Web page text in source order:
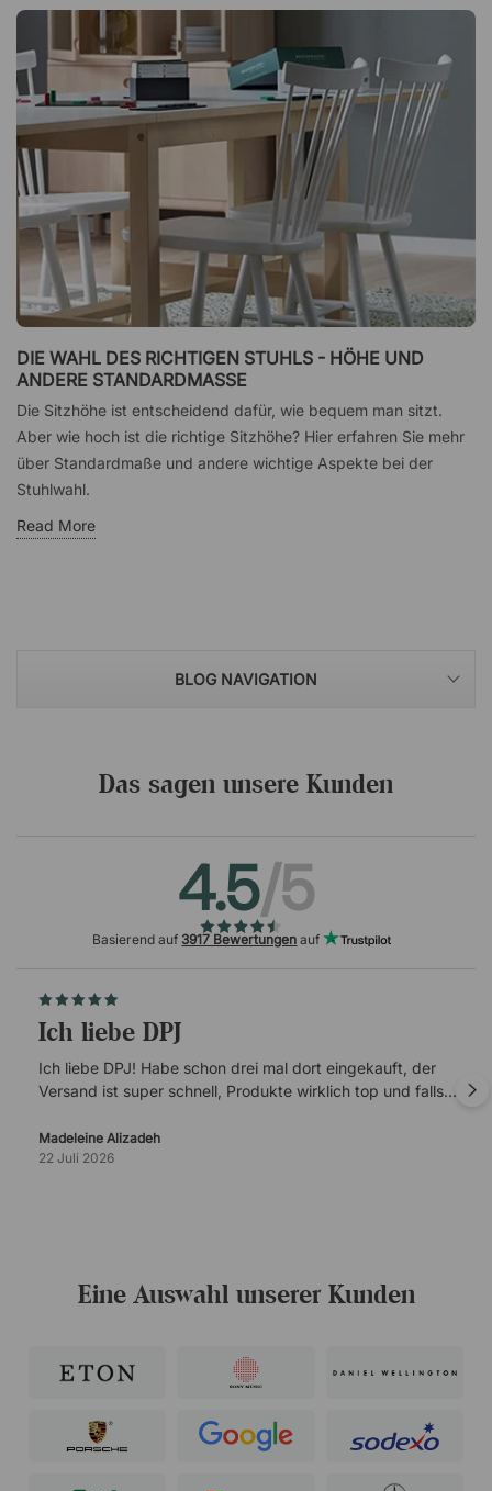
DIE WAHL DES RICHTIGEN STUHLS - HÖHE UND
ANDERE STANDARDMASSE
Die Sitzhöhe ist entscheidend dafür, wie bequem man sitzt.
Aber wie hoch ist die richtige Sitzhöhe? Hier erfahren Sie mehr
über Standardmaße und andere wichtige Aspekte bei der
Stuhlwahl.
Read More
BLOG NAVIGATION
Das sagen unsere Kunden
4.5/5
Basierend auf 3917 Bewertungen auf
Ich liebe DPJ
Ich liebe DPJ! Habe schon drei mal dort eingekauft, der
Versand ist super schnell, Produkte wirklich top und falls
verlässlich.
Madeleine Alizadeh
22 Juli 2026
Eine Auswahl unserer Kunden